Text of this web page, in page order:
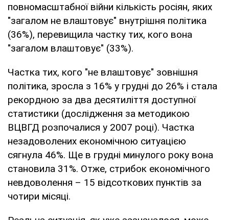
повномасштабної війни кількість росіян, яких
"загалом не влаштовує" внутрішня політика
(36%), перевищила частку тих, кого вона
"загалом влаштовує" (33%).
Частка тих, кого "не влаштовує" зовнішня
політика, зросла з 16% у грудні до 26% і стала
рекордною за два десятиліття доступної
статистики (дослідження за методикою
ВЦВГД розпочалися у 2007 році). Частка
незадоволених економічною ситуацією
сягнула 46%. Ще в грудні минулого року вона
становила 31%. Отже, стрибок економічного
невдоволення – 15 відсоткових пунктів за
чотири місяці.